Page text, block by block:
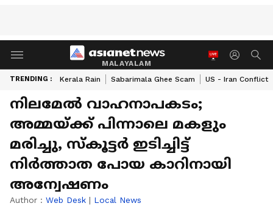
MALAYALAM
TRENDING : Kerala Rain Sabarimala Ghee Scam US - Iran Conflict
നിലമേൽ വാഹനാപകടം;
അമ്മയ്ക്ക് പിന്നാലെ മകളും
മരിച്ചു, സ്കൂട്ടർ ഇടിച്ചിട്ട്
നിർത്താത പോയ കാറിനായി
അന്വേഷണം
Author : Web Desk | Local News